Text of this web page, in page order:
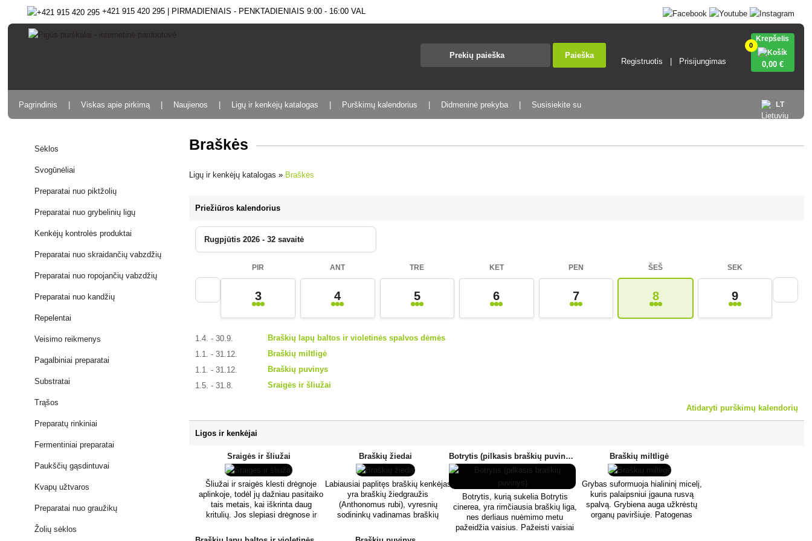
+421 915 420 295 | PIRMADIENIAIS - PENKTADIENIAIS 9:00 - 16:00 VAL
Paieška
Registruotis Prisijungimas
0
Krepšelis
0,00 €
LT
Pagrindinis Viskas apie pirkimą Naujienos Ligų ir kenkėjų katalogas Purškimų kalendorius Didmeninė prekyba Susisiekite su
Sėklos
Svogūnėliai
Preparatai nuo piktžolių
Preparatai nuo grybelinių ligų
Kenkėjų kontrolės produktai
Preparatai nuo skraidančių vabzdžių
Preparatai nuo ropojančių vabzdžių
Preparatai nuo kandžių
Repelentai
Veisimo reikmenys
Pagalbiniai preparatai
Substratai
Trąšos
Preparatų rinkiniai
Fermentiniai preparatai
Paukščių gąsdintuvai
Kvapų užtvaros
Preparatai nuo graužikų
Žolių sėklos
Braškės
Ligų ir kenkėjų katalogas » Braškės
Priežiūros kalendorius
Rugpjūtis 2026 - 32 savaitė
PIR ANT TRE KET PEN ŠEŠ SEK
3 4 5 6 7 8 9
1.4. - 30.9.
Braškių lapų baltos ir violetinės spalvos dėmės
1.1. - 31.12.
Braškių miltligė
1.1. - 31.12.
Braškių puvinys
1.5. - 31.8.
Sraigės ir šliužai
Atidaryti purškimų kalendorių
Ligos ir kenkėjai
Sraigės ir šliužai
Šliužai ir sraigės klesti drėgnoje
aplinkoje, todėl jų dažniau pasitaiko
tais metais, kai iškrinta daug
kritulių. Jos slepiasi drėgnose ir
kurios taip pat yra žiemojimo vietos.
Braškių žiedai
Labiausiai paplitęs braškių kenkėjas
yra braškių žiedgraužis
(Anthonomus rubi), vyresnių
sodininkų vadinamas braškių
braškių augalus įskrenda prieš
Botrytis (pilkasis braškių puvinys)
Botrytis, kurią sukelia Botrytis
cinerea, yra rimčiausia braškių liga,
nes derliaus nuėmimo metu
pažeidžia vaisius. Pažeisti vaisiai
Braškių miltligė
Grybas suformuoja hialininį micelį,
kuris palaipsniui įgauna rusvą
spalvą. Grybiena auga užkrėstų
organų paviršiuje. Patogenas